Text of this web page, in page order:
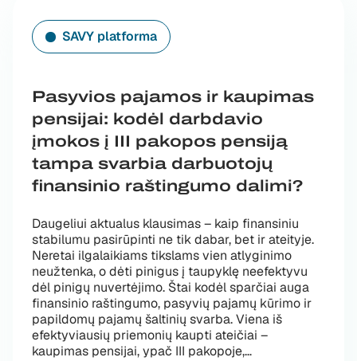
SAVY platforma
Pasyvios pajamos ir kaupimas
pensijai: kodėl darbdavio
įmokos į III pakopos pensiją
tampa svarbia darbuotojų
finansinio raštingumo dalimi?
Daugeliui aktualus klausimas – kaip finansiniu
stabilumu pasirūpinti ne tik dabar, bet ir ateityje.
Neretai ilgalaikiams tikslams vien atlyginimo
neužtenka, o dėti pinigus į taupyklę neefektyvu
dėl pinigų nuvertėjimo. Štai kodėl sparčiai auga
finansinio raštingumo, pasyvių pajamų kūrimo ir
papildomų pajamų šaltinių svarba. Viena iš
efektyviausių priemonių kaupti ateičiai –
kaupimas pensijai, ypač III pakopoje,…„Pasyvios